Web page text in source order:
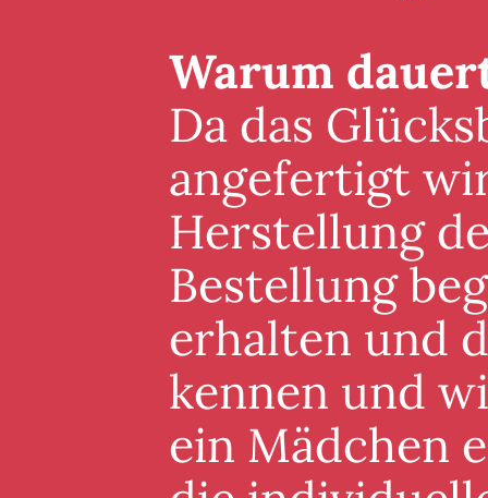
Warum
Da das
angefertigt
Herstellung
Bestellung
erhalten und
kennen und
ein Mädchen